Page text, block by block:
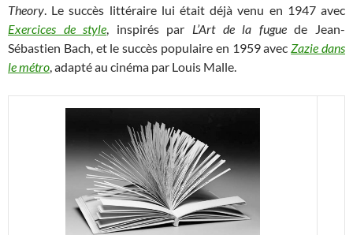
Theory. Le succès littéraire lui était déjà venu en 1947 avec
Exercices de style, inspirés par L’Art de la fuguede Jean-
Sébastien Bach, et le succès populaire en 1959 avecZazie dans
le métro, adapté au cinéma par Louis Malle.